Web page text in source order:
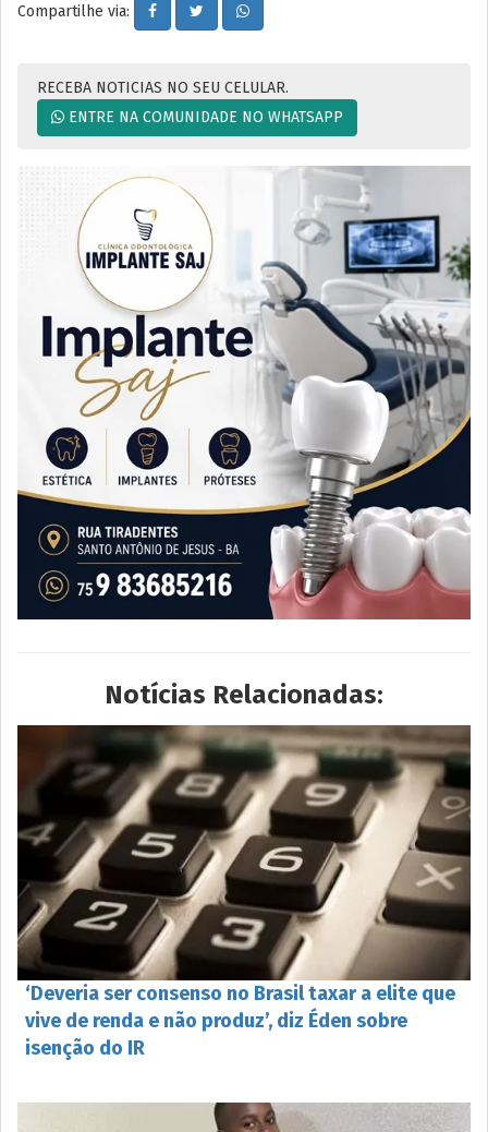
Compartilhe via:
RECEBA NOTICIAS NO SEU CELULAR.
ENTRE NA COMUNIDADE NO WHATSAPP
Notícias Relacionadas:
‘Deveria ser consenso no Brasil taxar a elite que
vive de renda e não produz’, diz Éden sobre
isenção do IR